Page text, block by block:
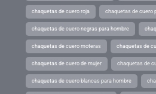
chaquetas de cuero roja chaquetas de cuero
chaquetas de cuero negras para hombre
chaquetas de cuero moteras chaquetas de
chaquetas de cuero de mujer chaquetas de
chaquetas de cuero blancas para hombre